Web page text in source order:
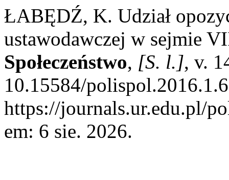
ŁABĘDŹ, K. Udział
ustawodawczej w sejmie
Społeczeństwo, [S. l.], v.
10.15584/
https://journals.ur.edu.pl/
em: 6 sie. 2026.